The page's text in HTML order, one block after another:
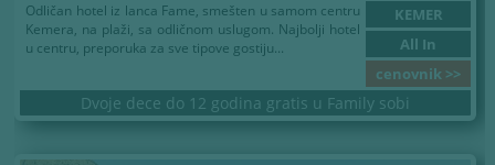
KEMER
All In
cenovnik >>
Odličan hotel iz lanca Fame, smešten u samom centru
Kemera, na plaži, sa odličnom uslugom. Najbolji hotel
u centru, preporuka za sve tipove gostiju...
Dvoje dece do 12 godina gratis u Family sobi